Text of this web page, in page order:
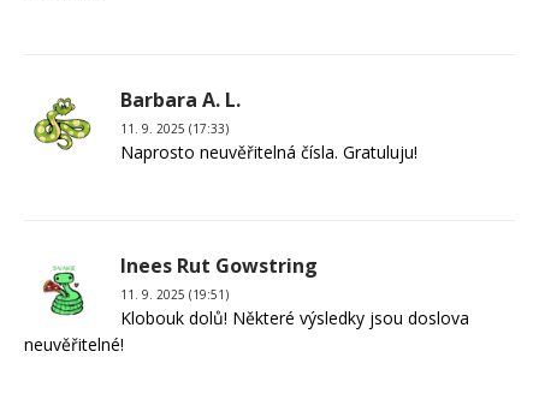
Barbara A. L.
11. 9. 2025 (17:33)
Naprosto neuvěřitelná čísla. Gratuluju!
Inees Rut Gowstring
11. 9. 2025 (19:51)
Klobouk dolů! Některé výsledky jsou doslova
neuvěřitelné!